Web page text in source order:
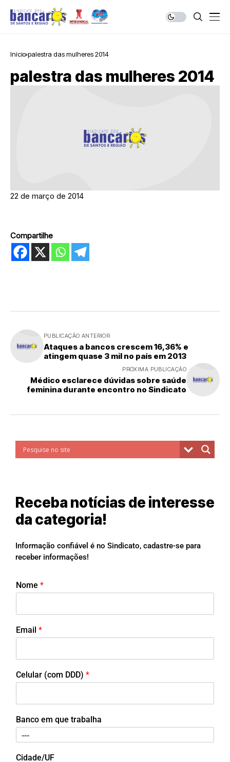
Início palestra das mulheres 2014
palestra das mulheres 2014
22 de março de 2014
Compartilhe
PUBLICAÇÃO ANTERIOR
Ataques a bancos crescem 16,36% e
atingem quase 3 mil no país em 2013
PRÓXIMA PUBLICAÇÃO
Médico esclarece dúvidas sobre saúde
feminina durante encontro no Sindicato
Receba notícias de interesse
da categoria!
Informação confiável é no Sindicato, cadastre-se para
receber informações!
Nome *
Email *
Celular (com DDD) *
Banco em que trabalha
Cidade/UF